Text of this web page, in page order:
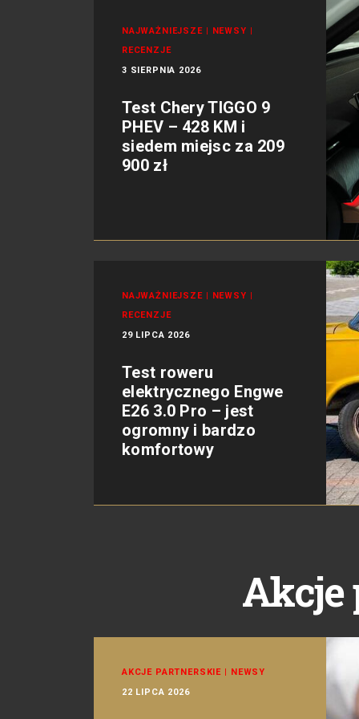
NAJWAŻNIEJSZE | NEWSY |
RECENZJE
3 SIERPNIA 2026
Test Chery TIGGO 9
PHEV – 428 KM i
siedem miejsc za 209
900 zł
NAJWAŻNIEJSZE | NEWSY |
RECENZJE
29 LIPCA 2026
Test roweru
elektrycznego Engwe
E26 3.0 Pro – jest
ogromny i bardzo
komfortowy
Akcje
AKCJE PARTNERSKIE | NEWSY
22 LIPCA 2026